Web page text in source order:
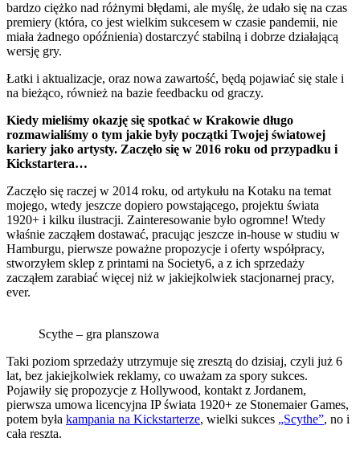
bardzo ciężko nad różnymi błędami, ale myślę, że udało się na czas
premiery (która, co jest wielkim sukcesem w czasie pandemii, nie
miała żadnego opóźnienia) dostarczyć stabilną i dobrze działającą
wersję gry.
Łatki i aktualizacje, oraz nowa zawartość, będą pojawiać się stale i
na bieżąco, również na bazie feedbacku od graczy.
Kiedy mieliśmy okazję się spotkać w Krakowie długo
rozmawialiśmy o tym jakie były początki Twojej światowej
kariery jako artysty. Zaczęło się w 2016 roku od przypadku i
Kickstartera…
Zaczęło się raczej w 2014 roku, od artykułu na Kotaku na temat
mojego, wtedy jeszcze dopiero powstającego, projektu świata
1920+ i kilku ilustracji. Zainteresowanie było ogromne! Wtedy
właśnie zacząłem dostawać, pracując jeszcze in-house w studiu w
Hamburgu, pierwsze poważne propozycje i oferty współpracy,
stworzyłem sklep z printami na Society6, a z ich sprzedaży
zacząłem zarabiać więcej niż w jakiejkolwiek stacjonarnej pracy,
ever.
Scythe – gra planszowa
Taki poziom sprzedaży utrzymuje się zresztą do dzisiaj, czyli już 6
lat, bez jakiejkolwiek reklamy, co uważam za spory sukces.
Pojawiły się propozycje z Hollywood, kontakt z Jordanem,
pierwsza umowa licencyjna IP świata 1920+ ze Stonemaier Games,
potem była kampania na Kickstarterze, wielki sukces „Scythe”, no i
cała reszta.